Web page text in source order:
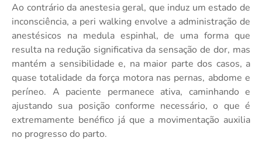
Ao contrário da anestesia geral, que induz um estado de
inconsciência, a peri walking envolve a administração de
anestésicos na medula espinhal, de uma forma que
resulta na redução significativa da sensação de dor, mas
mantém a sensibilidade e, na maior parte dos casos, a
quase totalidade da força motora nas pernas, abdome e
períneo. A paciente permanece ativa, caminhando e
ajustando sua posição conforme necessário, o que é
extremamente benéfico já que a movimentação auxilia
no progresso do parto.